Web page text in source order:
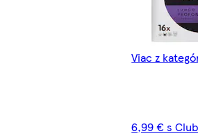
Viac z
6,99 € s